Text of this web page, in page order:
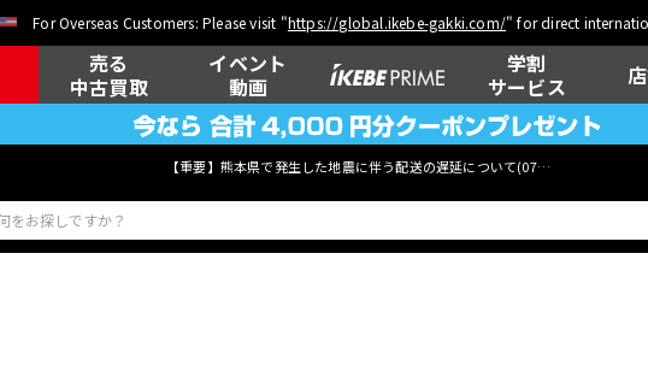
For Overseas Customers: Please visit "https://global.ikebe-gakki.com/" for direct
売る
中古買取
イベント
動画
学割
サービス
【重要】熊本県で発生した地震に伴う配送の遅延について(07月29日